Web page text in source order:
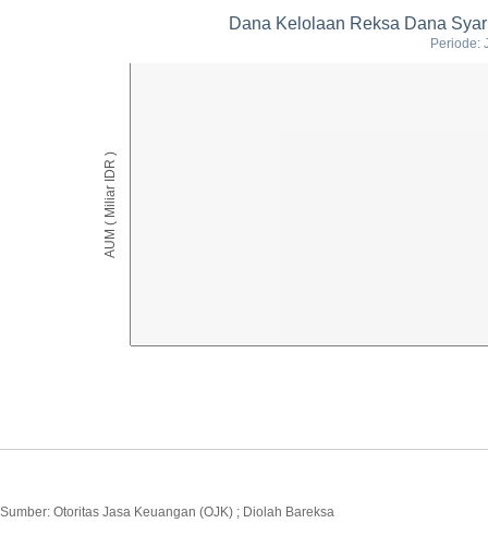
AUM ( Miliar IDR )
Dana Kelolaan Reksa Dana
Periode:
Sumber: Otoritas Jasa Keuangan (OJK) ; Diolah Bareksa